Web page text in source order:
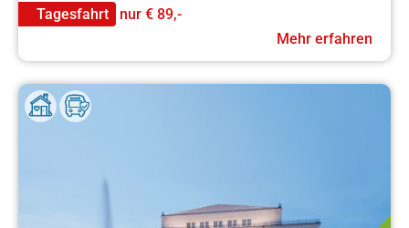
Tagesfahrt
nur € 89,-
Mehr erfahren